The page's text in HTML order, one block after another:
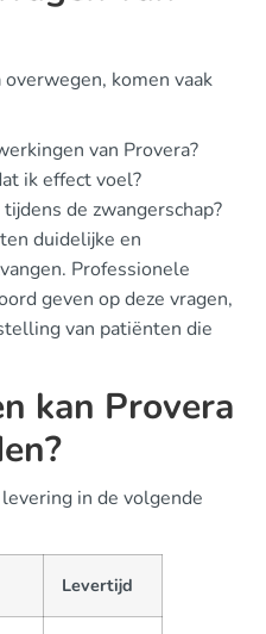
komen vaak
van Provera?
ik effect voel?
de zwangerschap?
duidelijke en
Professionele
geven op deze vragen,
van patiënten die
kan Provera
in de volgende
Levertijd